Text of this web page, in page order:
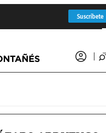
Suscríbete